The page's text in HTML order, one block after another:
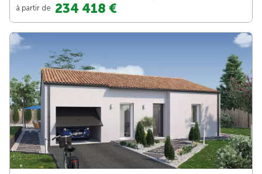
à partir de 234 418 €